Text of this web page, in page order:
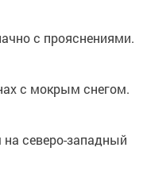
с прояснениями.
с мокрым снегом.
северо-западный